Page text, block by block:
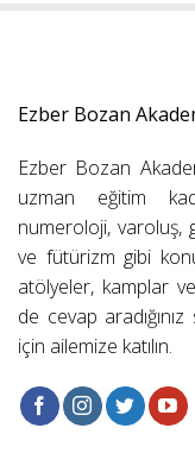
Ezber Bozan
Ezber Bozan
uzman eğitim
numeroloji, varoluş,
ve fütürizm gibi
atölyeler, kamplar
de cevap
için ailemize katılın.